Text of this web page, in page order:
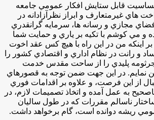
قابل ستايش افكار عمومي جامعه
هاي غيرمتعارف و ابراز نظرآزادانه در
مجازي و رسانه ‌ها، سرمايه گرانقدري
و مي كوشم با تكيه بر ياري و حمايت شما
بر اينكه من در اين راه با هيچ كس عقد اخوت
و رانت در نظام اداري و اقتصادي كشور را
جرثومه پليدي را از ساحت مقدس خدمت
نمايم. در اين جهت ضمن توجه به قصورهاي
از اين فرصت، و علاوه بر اقدامات فوري
به عمل آمده و اتخاذ تصميمات لازم، در
ناسالم مقررات كه در طول ساليان
ريشه دوانده است، گام برخواهد داشت.